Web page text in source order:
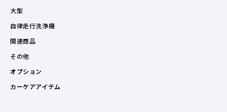
大型
自律走行洗浄機
関連商品
その他
オプション
カーケアアイテム